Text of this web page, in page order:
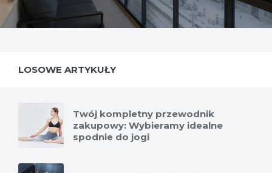
LOSOWE ARTYKUŁY
Twój kompletny przewodnik
zakupowy: Wybieramy idealne
spodnie do jogi